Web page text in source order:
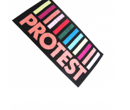
印花沙滩巾